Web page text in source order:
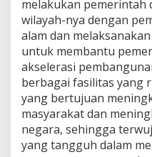
melakukan pemerintah
wilayah-nya dengan
alam dan
untuk membantu
akselerasi
berbagai fasilitas yang
yang bertujuan
masyarakat dan
negara, sehingga
yang tangguh dalam